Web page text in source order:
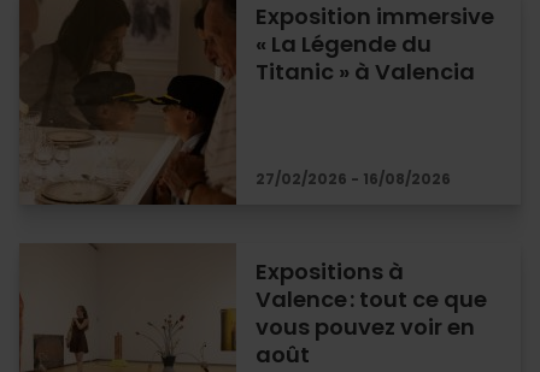
Exposition immersive
« La Légende du
Titanic » à Valencia
27/02/2026 - 16/08/2026
Expositions à
Valence : tout ce que
vous pouvez voir en
août